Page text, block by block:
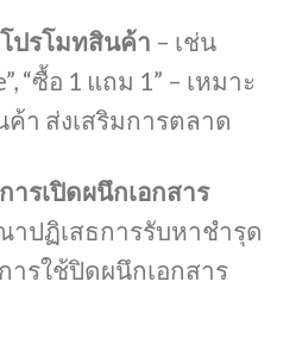
ปรโมทสินค้า – เช่น
“ซื้อ 1 แถม 1” – เหมาะ
า ส่งเสริมการตลาด
รเปิดผนึกเอกสาร
าปฏิเสธการรับหาชำรุด
ารใช้ปิดผนึกเอกสาร